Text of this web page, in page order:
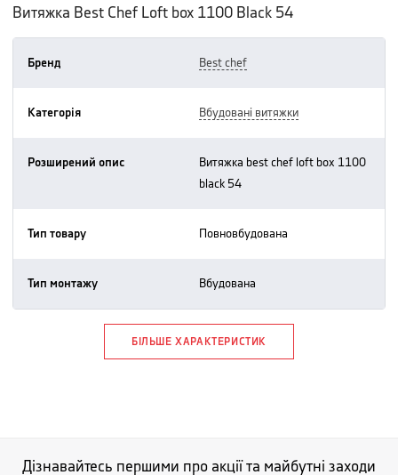
Витяжка Best Chef Loft box 1100 Black 54
Бренд best chef
Категорія вбудовані витяжки
Розширений опис
витяжка best chef loft box 1100
black 54
Тип товару повновбудована
Тип монтажу вбудована
БІЛЬШЕ ХАРАКТЕРИСТИК
Дізнавайтесь першими про акції та майбутні заходи